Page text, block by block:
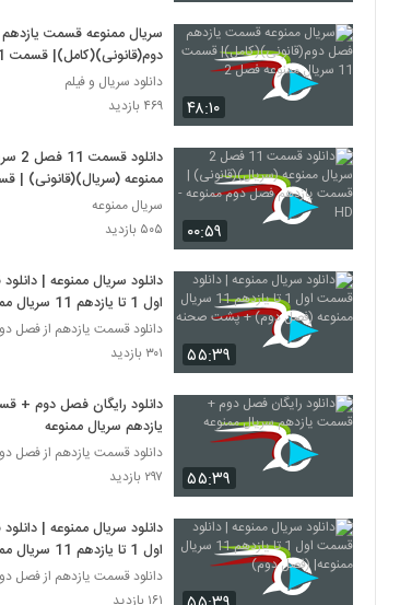
۴۸:۱۰
سریال ممنوعه قسمت
سریال ممنوعه فصل 2
دانلود سریال و فیلم
۴۶۹ بازدید
۰۰:۵۹
دانلود
ممنوعه (سریال)(قانونی) |
یازدهم فصل دوم ممنوعه -HD
سریال ممنوعه
۵۰۵ بازدید
۵۵:۳۹
دانلود سریال ممنوعه |
اول 1 تا یازدهم 11
(فصل دوم) + پشت صحنه
۳۰۱ بازدید
۵۵:۳۹
دانلود رایگان فصل دوم +
یازدهم سریال ممنوعه
۲۹۷ بازدید
دانلود سریال ممنوعه |
اول 1 تا یازدهم 11
(فصل دوم)
۱۶۱ بازدید